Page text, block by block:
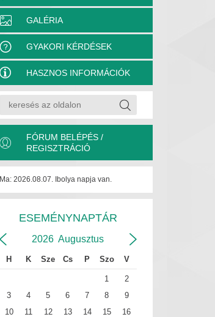
GALÉRIA
GYAKORI KÉRDÉSEK
HASZNOS INFORMÁCIÓK
FÓRUM BELÉPÉS /
REGISZTRÁCIÓ
Ma: 2026.08.07. Ibolya napja van.
ESEMÉNYNAPTÁR
2026 Augusztus
H K Sze Cs P Szo V
1
2
3
4 5 6 7 8
9
10
11 12 13 14 15 16